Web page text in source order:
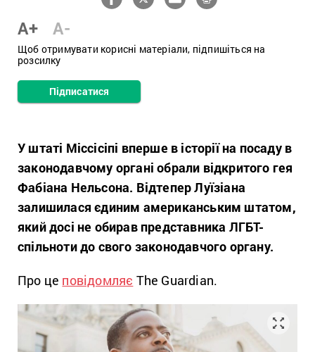
A+ A-
Щоб отримувати корисні матеріали, підпишіться на
розсилку
Підписатися
У штаті Міссісіпі вперше в історії на посаду в
законодавчому органі обрали відкритого гея
Фабіана Нельсона. Відтепер Луїзіана
залишилася єдиним американським штатом,
який досі не обирав представника ЛГБТ-
спільноти до свого законодавчого органу.
Про це повідомляє The Guardian.